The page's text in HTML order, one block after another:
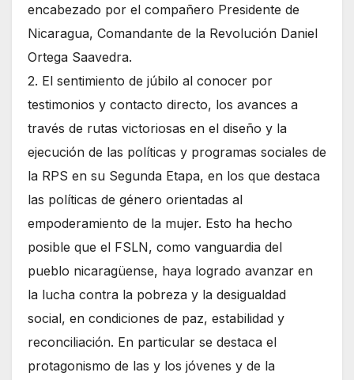
encabezado por el compañero Presidente de
Nicaragua, Comandante de la Revolución Daniel
Ortega Saavedra.
2. El sentimiento de júbilo al conocer por
testimonios y contacto directo, los avances a
través de rutas victoriosas en el diseño y la
ejecución de las políticas y programas sociales de
la RPS en su Segunda Etapa, en los que destaca
las políticas de género orientadas al
empoderamiento de la mujer. Esto ha hecho
posible que el FSLN, como vanguardia del
pueblo nicaragüense, haya logrado avanzar en
la lucha contra la pobreza y la desigualdad
social, en condiciones de paz, estabilidad y
reconciliación. En particular se destaca el
protagonismo de las y los jóvenes y de la